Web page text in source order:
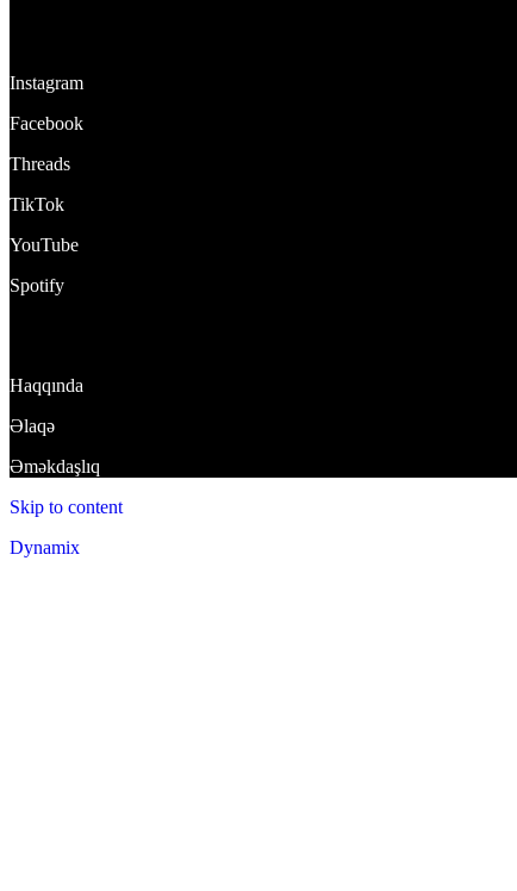
Instagram
Facebook
Threads
TikTok
YouTube
Spotify
Haqqında
Əlaqə
Əməkdaşlıq
Skip to content
Dynamix